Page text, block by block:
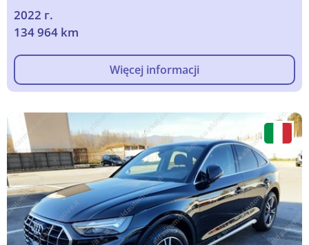
2022 г.
134 964 km
Więcej informacji